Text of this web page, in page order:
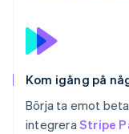
Kom igång på
Börja ta emot
integreraStripe